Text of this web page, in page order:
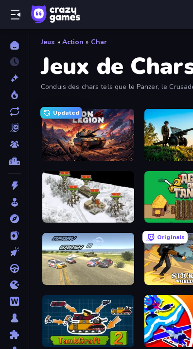
Jeux » Action » Char
Jeux de
Conduis des chars tels que le Panzer, le
Updated
Iron Legion Artillery Vs
1941 Frozen Front Age of Tanks
Derby Crash 3
Originals
Stickman World
TankCraft 2 Robo Runner